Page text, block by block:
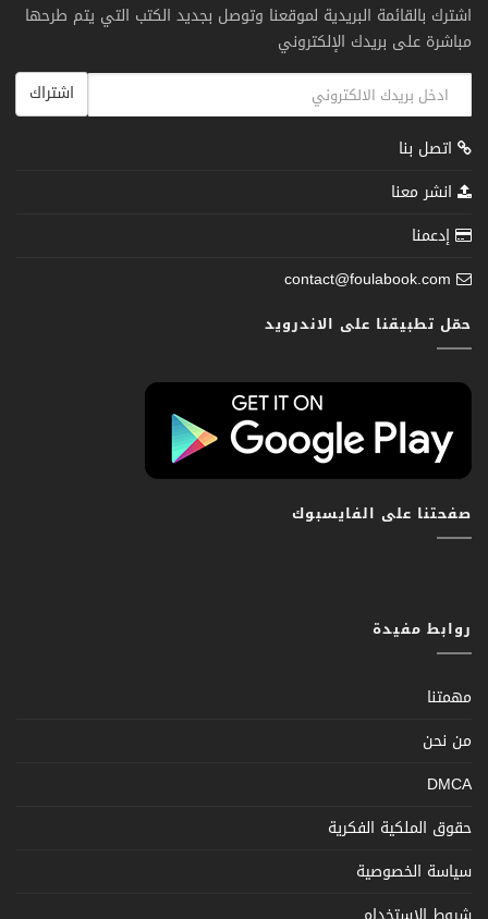
اشترك بالقائمة البريدية لموقعنا وتوصل بجديد الكتب التي يتم طرحها
مباشرة على بريدك الإلكتروني
اشتراك
اتصل بنا
انشر معنا
إدعمنا
contact@foulabook.com
حمّل تطبيقنا على الاندرويد
صفحتنا على الفايسبوك
روابط مفيدة
مهمتنا
من نحن
DMCA
حقوق الملكية الفكرية
سياسة الخصوصية